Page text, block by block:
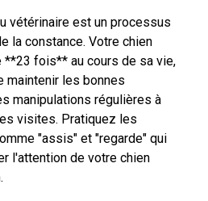
vétérinaire est un processus
la constance. Votre chien
**23 fois** au cours de sa vie,
maintenir les bonnes
manipulations régulières à
visites. Pratiquez les
"assis" et "regarde" qui
l'attention de votre chien